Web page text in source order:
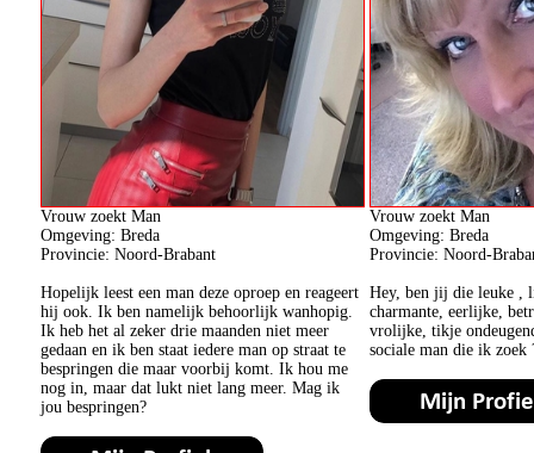
Vrouw zoekt Man
Omgeving: Breda
Provincie: Noord-Brabant
Hopelijk leest een man deze oproep en reageert
hij ook. Ik ben namelijk behoorlijk wanhopig.
Ik heb het al zeker drie maanden niet meer
gedaan en ik ben staat iedere man op straat te
bespringen die maar voorbij komt. Ik hou me
nog in, maar dat lukt niet lang meer. Mag ik
jou bespringen?
Vrouw zoekt Man
Omgeving: Breda
Provincie: Noord-
Hey, ben jij die leuke ,
charmante, eerlijke,
vrolijke, tikje
sociale man die ik zoek